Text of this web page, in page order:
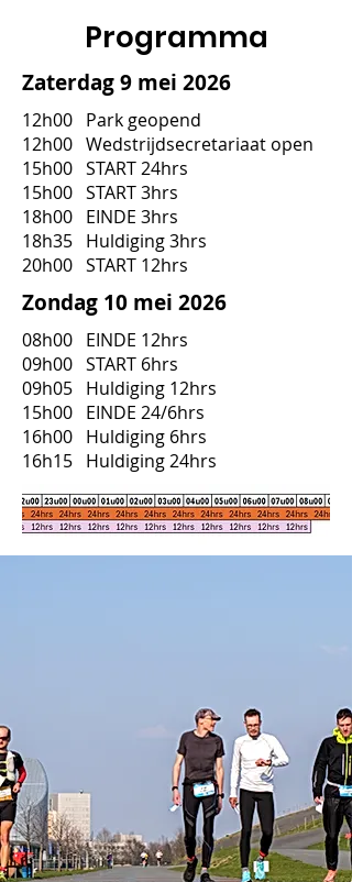
Programma
Zaterdag 9 mei 2026
12h00 Park geopend
12h00 Wedstrijdsecretariaat open
15h00 START 24hrs
15h00 START 3hrs
18h00 EINDE 3hrs
18h35 Huldiging 3hrs
20h00 START 12hrs
Zondag 10 mei 2026
08h00 EINDE 12hrs
09h00 START 6hrs
09h05 Huldiging 12hrs
15h00 EINDE 24/6hrs
16h00 Huldiging 6hrs
16h15 Huldiging 24hrs